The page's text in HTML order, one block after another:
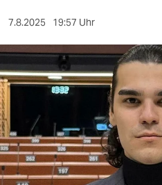
sport
berlin
wahrheit
verlag
7.8.2025 19:57 Uhr